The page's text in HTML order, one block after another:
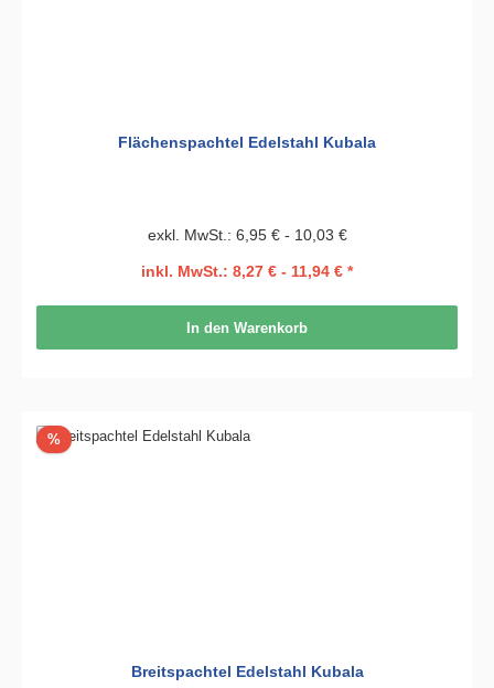
Flächenspachtel Edelstahl Kubala
exkl. MwSt.: 6,95 € - 10,03 €
inkl. MwSt.: 8,27 € - 11,94 € *
In den Warenkorb
%Rabatt
Breitspachtel Edelstahl Kubala